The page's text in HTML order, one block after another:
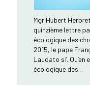
Mgr Hubert
quinzième lettre
écologique des
2015, le pape
Laudato si’. Qu’en
écologique des…